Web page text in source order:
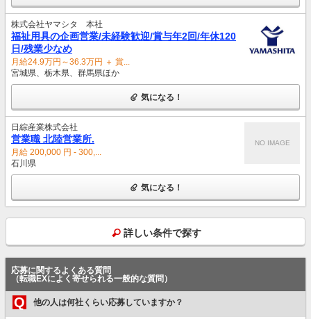
株式会社ヤマシタ 本社
福祉用具の企画営業/未経験歓迎/賞与年2回/年休120
日/残業少なめ
月給24.9万円～36.3万円 ＋ 賞...
宮城県、栃木県、群馬県ほか
気になる！
日綜産業株式会社
営業職 北陸営業所.
月給 200,000 円 - 300,...
石川県
NO IMAGE
気になる！
詳しい条件で探す
応募に関するよくある質問
（転職EXによく寄せられる一般的な質問）
Q 他の人は何社くらい応募していますか？